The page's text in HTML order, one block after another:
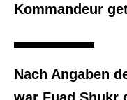
Kommandeur
Nach Angaben